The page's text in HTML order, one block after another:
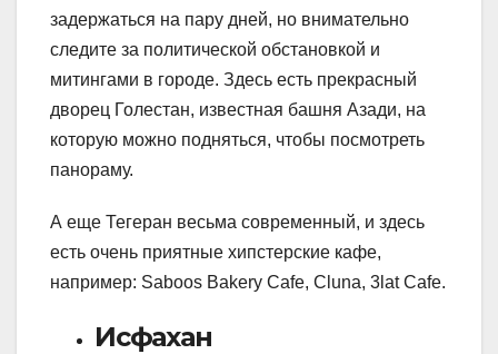
задержаться на пару дней, но внимательно
следите за политической обстановкой и
митингами в городе. Здесь есть прекрасный
дворец Голестан, известная башня Азади, на
которую можно подняться, чтобы посмотреть
панораму.
А еще Тегеран весьма современный, и здесь
есть очень приятные хипстерские кафе,
например: Saboos Bakery Cafe, Cluna, 3lat Cafe.
Исфахан